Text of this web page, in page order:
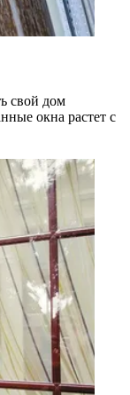
свой дом
окна растет с